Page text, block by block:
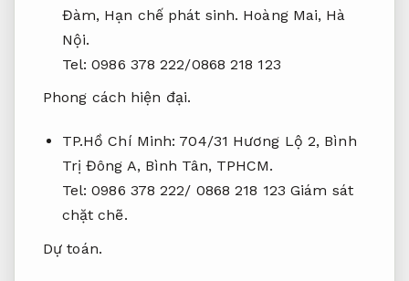
Đàm, Hạn chế phát sinh. Hoàng Mai, Hà
Nội.
Tel: 0986 378 222/0868 218 123
Phong cách hiện đại.
TP.Hồ Chí Minh: 704/31 Hương Lộ 2, Bình
Trị Đông A, Bình Tân, TPHCM.
Tel: 0986 378 222/ 0868 218 123 Giám sát
chặt chẽ.
Dự toán.